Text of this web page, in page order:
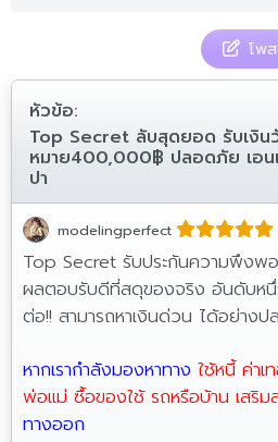
โพ
หัวข้อ:
Top Secret ลับสุดยอด รับเงิน
หมาย400,000฿ ปลอดภัย เอน
ปา
modelingperfect
Top Secret รับประกันความพึง
ผลตอบรับดีที่สดุของจริง อันดับห
ต่อ!! สามารถหาเงินด่วน ได้อย่าง
หากเรากำลังมองหาทาง ใช้หนี้ ค่า
พ่อแม่ ซื้อของใช้ รถหรือบ้าน เสริม
ทางออก